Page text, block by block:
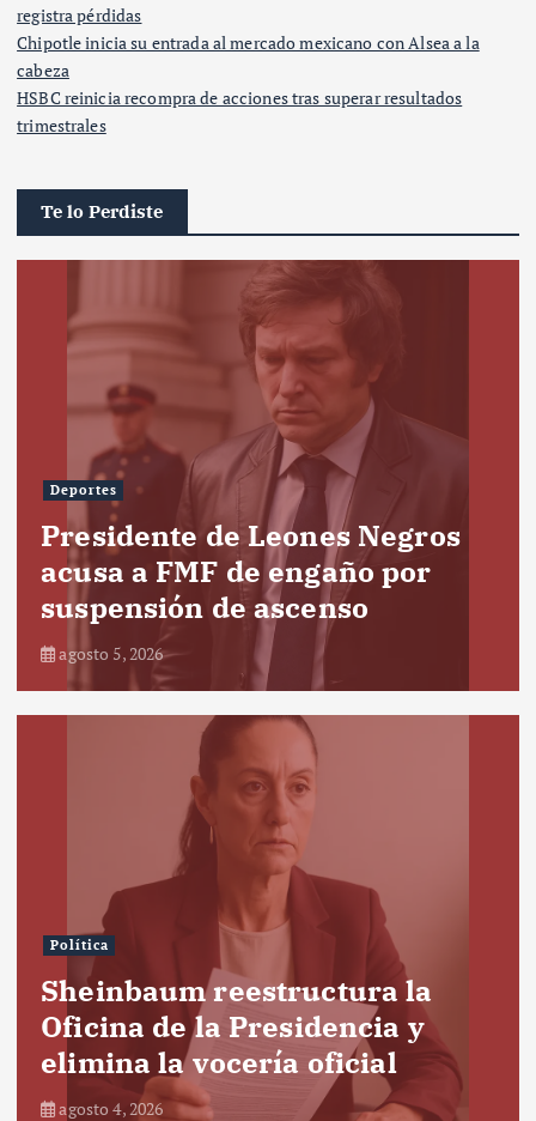
registra pérdidas
Chipotle inicia su entrada al mercado mexicano con Alsea a la
cabeza
HSBC reinicia recompra de acciones tras superar resultados
trimestrales
Te lo Perdiste
Deportes
Presidente de Leones Negros
acusa a FMF de engaño por
suspensión de ascenso
agosto 5, 2026
Política
Sheinbaum reestructura la
Oficina de la Presidencia y
elimina la vocería oficial
agosto 4, 2026